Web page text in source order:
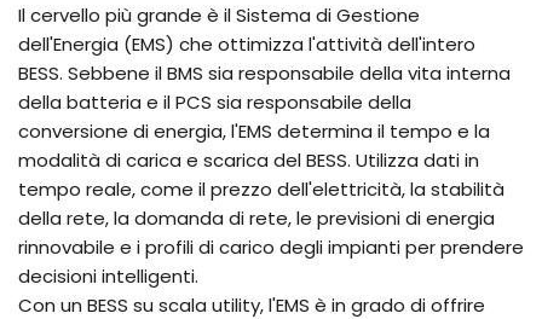
Il cervello più grande è il Sistema di Gestione
dell'Energia (EMS) che ottimizza l'attività dell'intero
BESS. Sebbene il BMS sia responsabile della vita interna
della batteria e il PCS sia responsabile della
conversione di energia, l'EMS determina il tempo e la
modalità di carica e scarica del BESS. Utilizza dati in
tempo reale, come il prezzo dell'elettricità, la stabilità
della rete, la domanda di rete, le previsioni di energia
rinnovabile e i profili di carico degli impianti per prendere
decisioni intelligenti.
Con un BESS su scala utility, l'EMS è in grado di offrire